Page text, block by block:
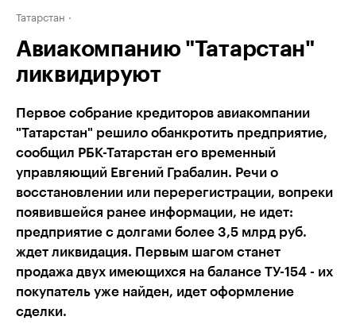
Татарстан
Авиакомпанию "Татарстан"
ликвидируют
Первое собрание кредиторов авиакомпании
"Татарстан" решило обанкротить предприятие,
сообщил РБК-Татарстан его временный
управляющий Евгений Грабалин. Речи о
восстановлении или перерегистрации, вопреки
появившейся ранее информации, не идет:
предприятие с долгами более 3,5 млрд руб.
ждет ликвидация. Первым шагом станет
продажа двух имеющихся на балансе ТУ-154 - их
покупатель уже найден, идет оформление
сделки.